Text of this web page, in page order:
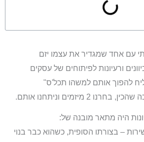
עם אחד שמגדיר את עצמו יזם
ורעיונות לפיתוחים של עסקים
להפוך אותם למשהו תכל'ס"
2 מיזמים וניתחנו אותם.
היה מתאר מובנה של:
– בצורתו הסופית, כשהוא כבר בנוי